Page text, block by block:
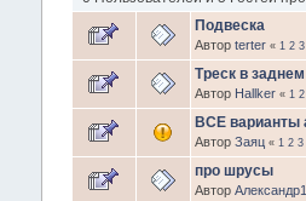
Подвеска
Автор terter « 1 2 3
Треск в
Автор Hallker « 1 2
ВСЕ варианты
Автор Заяц « 1 2 3
про шрусы
Автор